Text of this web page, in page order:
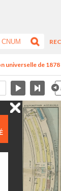
universelle de 1878